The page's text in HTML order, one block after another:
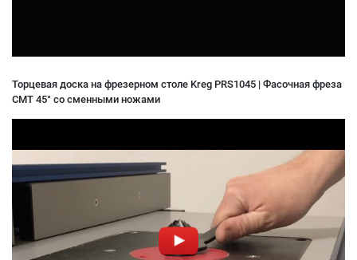
Торцевая доска на фрезерном столе Kreg PRS1045 | Фасочная фреза
CMT 45° со сменными ножами